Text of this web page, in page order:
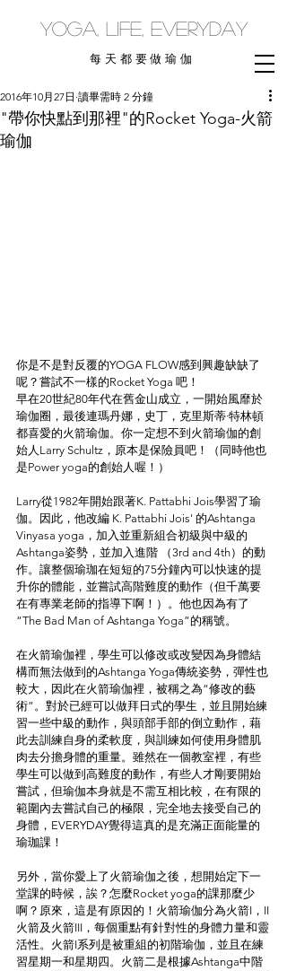
yoga, life, everyday
每天都要做瑜伽
"帶你快點到那裡"的Rocket Yoga-火箭
瑜伽
2016年10月27日 讀畢需時 2 分鐘
你是不是對反覆的YOGA FLOW感到興趣缺缺了
呢？嘗試不一樣的Rocket Yoga 吧！
早在20世紀80年代在舊金山成立，一開始風靡於
瑜伽圈，最後連瑪丹娜，史丁，克里斯蒂·特林頓
都喜愛的火箭瑜伽。你一定想不到火箭瑜伽的創
始人Larry Schultz，原本是保險員吧！（同時他也
是Power yoga的創始人喔！）
Larry從1982年開始跟著K. Pattabhi Jois學習了瑜
伽。因此，他改編 K. Pattabhi Jois' 的Ashtanga
Vinyasa yoga，加入並重新組合初級與中級的
Ashtanga姿勢，並加入進階 （3rd and 4th）的動
作。讓整個瑜珈在短短的75分鐘內可以快速的提
升你的體能，並嘗試高階難度的動作（但千萬要
在有專業老師的指導下啊！）。他也因為有了
“The Bad Man of Ashtanga Yoga”的稱號。
在火箭瑜伽裡，學生可以修改或改變因為身體結
構而無法做到的Ashtanga Yoga傳統姿勢，彈性也
較大，因此在火箭瑜伽裡，被稱之為“修改的藝
術”。對於已經可以做拜日式的學生，並且開始練
習一些中級的動作，與頭部手部的倒立動作，藉
此去訓練自身的柔軟度，與訓練如何使用身體肌
肉去分擔身體的重量。雖然在一個教室裡，有些
學生可以做到高難度的動作，有些人才剛要開始
嘗試，但瑜伽本身就是不需互相比較，在有限的
範圍內去嘗試自己的極限，完全地去接受自己的
身體，EVERYDAY覺得這真的是充滿正面能量的
瑜珈課！
另外，當你愛上了火箭瑜伽之後，想開始定下一
堂課的時候，誒？怎麼Rocket yoga的課那麼少
啊？原來，這是有原因的！火箭瑜伽分為火箭I，II
火箭及火箭III，每個重點有針對性的身體力量和靈
活性。火箭I系列是被重組的初階瑜伽，並且在練
習星期一和星期四。火箭二是根據Ashtanga中階